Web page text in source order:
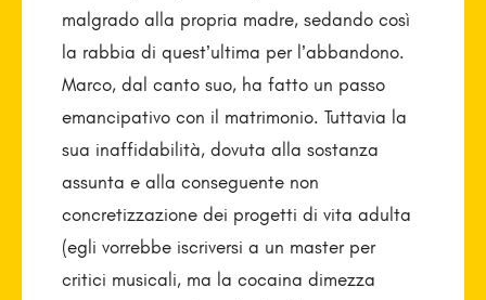
malgrado alla propria madre, sedando così
la rabbia di quest’ultima per l’abbandono.
Marco, dal canto suo, ha fatto un passo
emancipativo con il matrimonio. Tuttavia la
sua inaffidabilità, dovuta alla sostanza
assunta e alla conseguente non
concretizzazione dei progetti di vita adulta
(egli vorrebbe iscriversi a un master per
critici musicali, ma la cocaina dimezza